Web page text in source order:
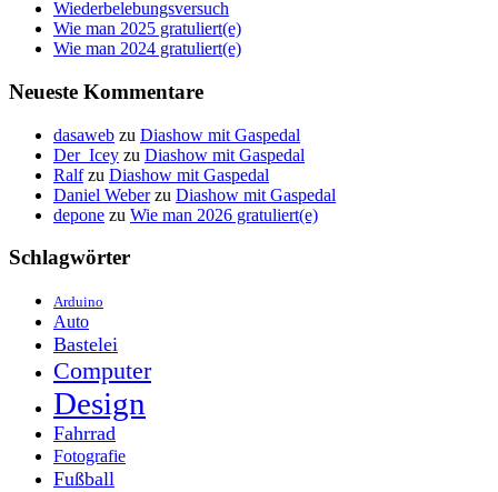
Wiederbelebungsversuch
Wie man 2025 gratuliert(e)
Wie man 2024 gratuliert(e)
Neueste Kommentare
dasaweb zu Diashow mit Gaspedal
Der_Icey zu Diashow mit Gaspedal
Ralfzu Diashow mit Gaspedal
Daniel Weberzu Diashow mit Gaspedal
depone zu Wie man 2026 gratuliert(e)
Schlagwörter
Arduino
Auto
Bastelei
Computer
Design
Fahrrad
Fotografie
Fußball